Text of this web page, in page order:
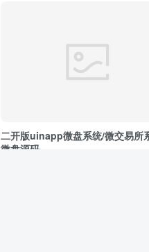
二开版uinapp微盘系统/微交易所
微盘源码